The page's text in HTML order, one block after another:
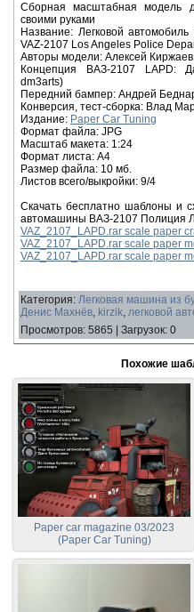
Сборная масштабная модель
своими руками
Название: Легковой
VAZ-2107 Los Angeles Police
Авторы модели: Алексей
Концепция ВАЗ-2107 LAPD:
dm3arts)
Передний бампер: Андрей
Конверсия, тест-сборка: Влад
Издание: Paper Car Tuning
Формат файла: JPG
Масштаб макета: 1:24
Формат листа: А4
Размер файла: 10 мб.
Листов всего/выкройки: 9/4
Скачать бесплатно шаблоны и
автомашины ВАЗ-2107 Полиция
VAZ_2107_LAPD.rar scale paper
VAZ_2107_LAPD.rar scale paper
VAZ_2107_LAPD.rar scale paper
Категория: Легковая машина из
Денис Махнёв, kirzik, легковой
Просмотров: 5865 Загрузок: 0
Похожие
Paper car magazine 03/2023
(Paper Car Tuning)